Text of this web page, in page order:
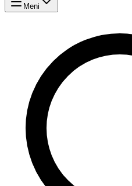
Meni